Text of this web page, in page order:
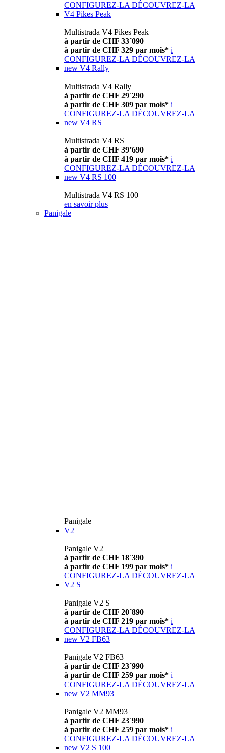
CONFIGUREZ-LA DÉCOUVREZ-LA
V4 Pikes Peak
Multistrada V4 Pikes Peak
à partir de CHF 33´090
à partir de CHF 329 par mois* i
CONFIGUREZ-LA DÉCOUVREZ-LA
new V4 Rally
Multistrada V4 Rally
à partir de CHF 29´290
à partir de CHF 309 par mois* i
CONFIGUREZ-LA DÉCOUVREZ-LA
new V4 RS
Multistrada V4 RS
à partir de CHF 39’690
à partir de CHF 419 par mois* i
CONFIGUREZ-LA DÉCOUVREZ-LA
new V4 RS 100
Multistrada V4 RS 100
en savoir plus
Panigale
Panigale
V2
Panigale V2
à partir de CHF 18´390
à partir de CHF 199 par mois* i
CONFIGUREZ-LA DÉCOUVREZ-LA
V2 S
Panigale V2 S
à partir de CHF 20´890
à partir de CHF 219 par mois* i
CONFIGUREZ-LA DÉCOUVREZ-LA
new V2 FB63
Panigale V2 FB63
à partir de CHF 23´990
à partir de CHF 259 par mois* i
CONFIGUREZ-LA DÉCOUVREZ-LA
new V2 MM93
Panigale V2 MM93
à partir de CHF 23´990
à partir de CHF 259 par mois* i
CONFIGUREZ-LA DÉCOUVREZ-LA
new V2 S 100